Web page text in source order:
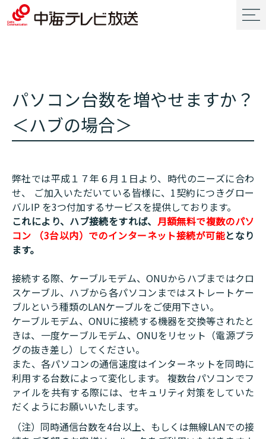
パソコン台数を増やせますか？
＜ハブの場合＞
弊社では平成１７年６月１日より、時代のニーズに合わ
せ、 ご加入いただいている皆様に、1契約につきグロー
バルIP を3つ付加するサービスを提供しております。
これにより、ハブ接続をすれば、 月額無料で複数のパソ
コン （3台以内）でのインターネット接続が可能となり
ます。
接続する際、ケーブルモデム、ONUからハブまではクロ
スケーブル、ハブから各パソコンまではストレートケー
ブルという種類のLANケーブルをご使用下さい。
ケーブルモデム、ONUに接続する機器を交換等されたと
きは、一度ケーブルモデム、ONUをリセット（電源プラ
グの抜き差し）してください。
また、各パソコンの通信速度はインターネットを同時に
利用する台数によって変化します。 複数台パソコンでフ
ァイルを共有する際には、セキュリティ対策をしていた
だくようにお願いいたします。
（注）同時通信台数を4台以上、もしくは無線LANでの接